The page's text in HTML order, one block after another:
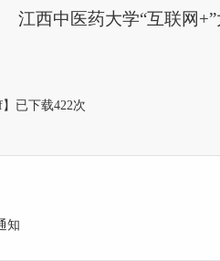
江西中医药大学“互联网
】已下载422次
知